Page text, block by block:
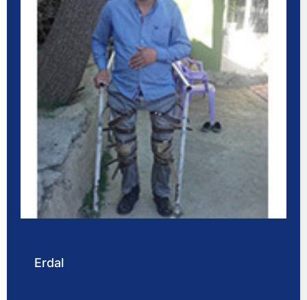
Erdal